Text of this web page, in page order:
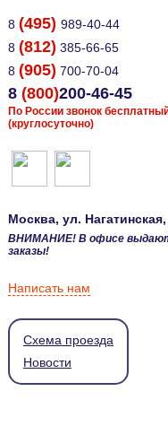
8 (495) 989-40-44
8 (812) 385-66-65
8 (905) 700-70-04
8 (800)200-46-45
По России звонок
(круглосуточно)
Москва, ул.
ВНИМАНИЕ! В офисе выдают
заказы!
Написать нам
Схема проезда
Новости